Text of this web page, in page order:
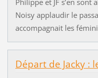
Noisy applaudir le
accompagnait les
Départ de Jacky :